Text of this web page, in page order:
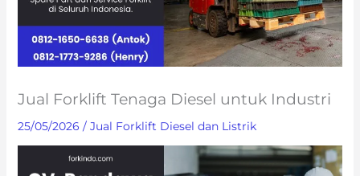
Jual Forklift Tenaga Diesel untuk Industri
25/05/2026 / Jual Forklift Diesel dan Listrik